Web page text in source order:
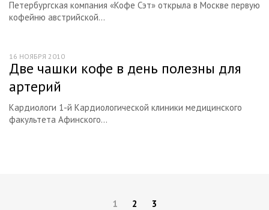
Петербургская компания «Кофе Сэт» открыла в Москве первую
кофейню австрийской...
Две чашки кофе в день полезны для
артерий
Кардиологи 1-й Кардиологической клиники медицинского
факультета Афинского...
16 НОЯБРЯ 2010
1 2 3